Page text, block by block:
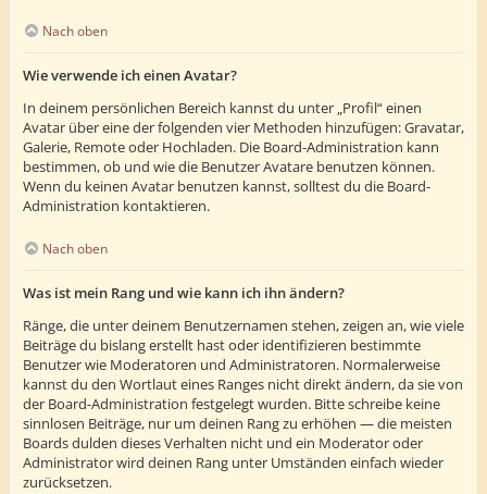
Nach oben
Wie verwende ich einen Avatar?
In deinem persönlichen Bereich kannst du unter „Profil“ einen
Avatar über eine der folgenden vier Methoden hinzufügen: Gravatar,
Galerie, Remote oder Hochladen. Die Board-Administration kann
bestimmen, ob und wie die Benutzer Avatare benutzen können.
Wenn du keinen Avatar benutzen kannst, solltest du die Board-
Administration kontaktieren.
Nach oben
Was ist mein Rang und wie kann ich ihn ändern?
Ränge, die unter deinem Benutzernamen stehen, zeigen an, wie viele
Beiträge du bislang erstellt hast oder identifizieren bestimmte
Benutzer wie Moderatoren und Administratoren. Normalerweise
kannst du den Wortlaut eines Ranges nicht direkt ändern, da sie von
der Board-Administration festgelegt wurden. Bitte schreibe keine
sinnlosen Beiträge, nur um deinen Rang zu erhöhen — die meisten
Boards dulden dieses Verhalten nicht und ein Moderator oder
Administrator wird deinen Rang unter Umständen einfach wieder
zurücksetzen.